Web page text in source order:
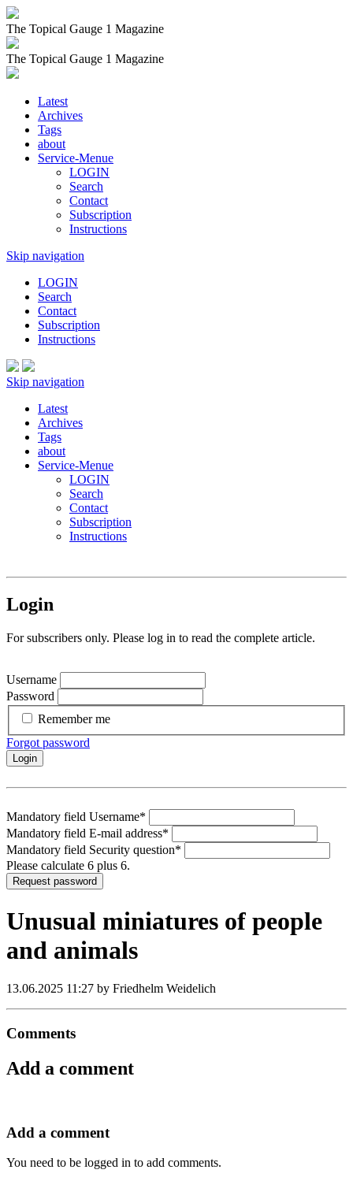
The Topical Gauge 1 Magazine
The Topical Gauge 1 Magazine
Latest
Archives
Tags
about
Service-Menue
LOGIN
Search
Contact
Subscription
Instructions
Skip navigation
LOGIN
Search
Contact
Subscription
Instructions
Skip navigation
Latest
Archives
Tags
about
Service-Menue
LOGIN
Search
Contact
Subscription
Instructions
Login
For subscribers only. Please log in to read the complete article.
Username
Password
Remember me
Forgot password
Login
Mandatory field Username*
Mandatory field E-mail address*
Mandatory field Security question*
Please calculate 6 plus 6.
Request password
Unusual miniatures of people
and animals
13.06.2025 11:27 by Friedhelm Weidelich
Comments
Add a comment
Add a comment
You need to be logged in to add comments.